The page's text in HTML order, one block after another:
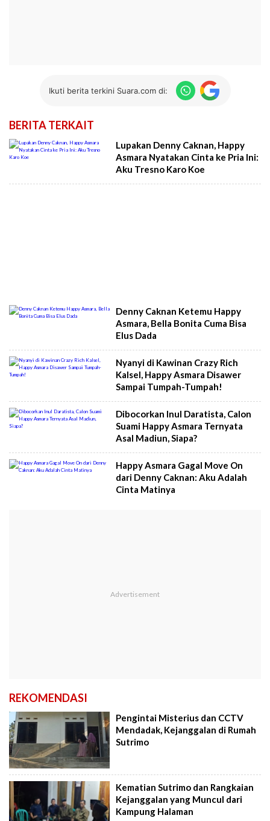
Ikuti berita terkini Suara.com di:
BERITA TERKAIT
Lupakan Denny Caknan, Happy
Asmara Nyatakan Cinta ke Pria Ini:
Aku Tresno Karo Koe
Denny Caknan Ketemu Happy
Asmara, Bella Bonita Cuma Bisa
Elus Dada
Nyanyi di Kawinan Crazy Rich
Kalsel, Happy Asmara Disawer
Sampai Tumpah-Tumpah!
Dibocorkan Inul Daratista, Calon
Suami Happy Asmara Ternyata
Asal Madiun, Siapa?
Happy Asmara Gagal Move On
dari Denny Caknan: Aku Adalah
Cinta Matinya
REKOMENDASI
Pengintai Misterius dan CCTV
Mendadak, Kejanggalan di Rumah
Sutrimo
Kematian Sutrimo dan Rangkaian
Kejanggalan yang Muncul dari
Kampung Halaman